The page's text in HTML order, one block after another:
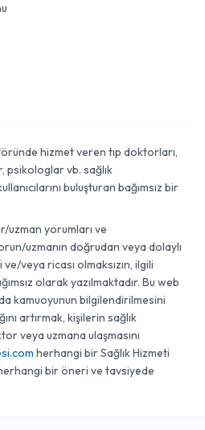
hizmet veren tıp doktorları,
psikologlar vb. sağlık
buluşturan bağımsız bir
uzman yorumları ve
uzmanın doğrudan veya dolaylı
veya ricası olmaksızın, ilgili
olarak yazılmaktadır. Bu web
kamuoyunun bilgilendirilmesini
artırmak, kişilerin sağlık
veya uzmana ulaşmasını
herhangi bir Sağlık Hizmeti
herhangi bir öneri ve tavsiyede